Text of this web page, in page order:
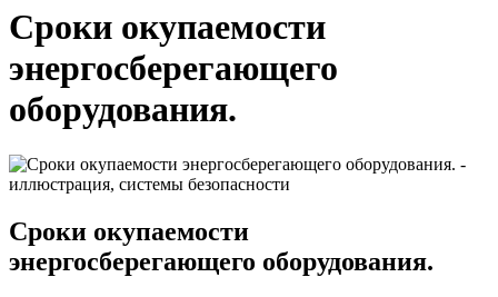
Сроки окупаемости
энергосберегающего
оборудования.
Сроки окупаемости
энергосберегающего оборудования.